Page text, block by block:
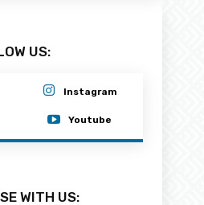
US:
Instagram
Youtube
WITH US: